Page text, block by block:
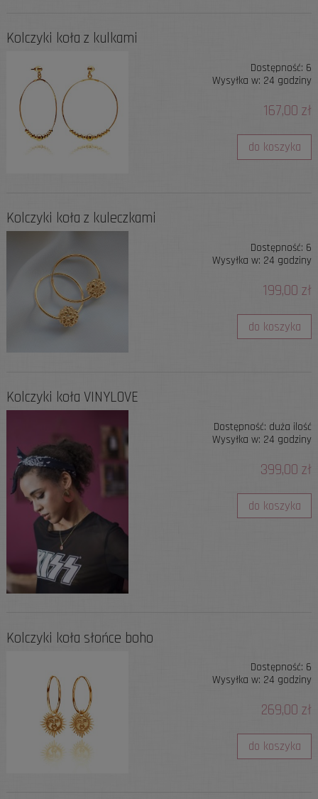
Kolczyki koła z kulkami
Dostępność: 6
Wysyłka w: 24 godziny
167,00 zł
do koszyka
Kolczyki koła z kuleczkami
Dostępność: 6
Wysyłka w: 24 godziny
199,00 zł
do koszyka
Kolczyki koła VINYLOVE
Dostępność: duża ilość
Wysyłka w: 24 godziny
399,00 zł
do koszyka
Kolczyki koła słońce boho
Dostępność: 6
Wysyłka w: 24 godziny
269,00 zł
do koszyka